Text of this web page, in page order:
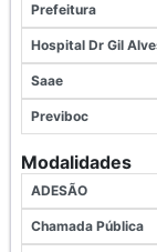
Prefeitura
Hospital Dr Gil
Saae
Previboc
Modalidades
ADESÃO
Chamada Pública